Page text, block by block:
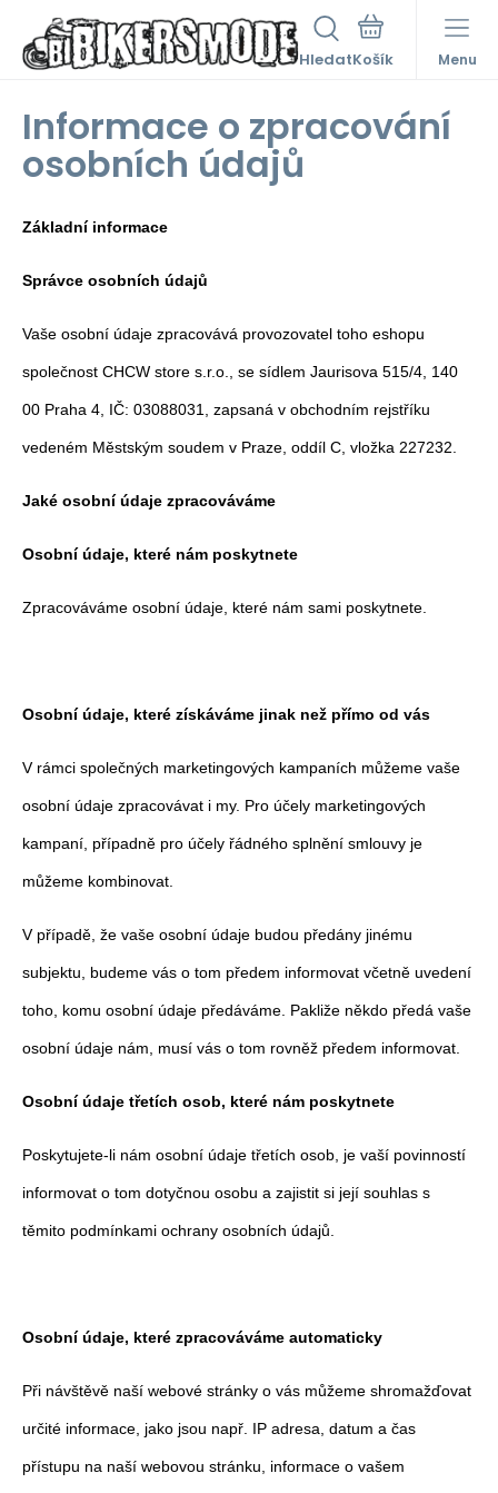
Hledat Menu
Informace o zpracování
osobních údajů
Základní informace
Správce osobních údajů
Vaše osobní údaje zpracovává provozovatel toho eshopu
společnost CHCW store s.r.o., se sídlem Jaurisova 515/4, 140
00 Praha 4, IČ: 03088031, zapsaná v obchodním rejstříku
vedeném Městským soudem v Praze, oddíl C, vložka 227232.
Jaké osobní údaje zpracováváme
Osobní údaje, které nám poskytnete
Zpracováváme osobní údaje, které nám sami poskytnete.
Osobní údaje, které získáváme jinak než přímo od vás
V rámci společných marketingových kampaních můžeme vaše
osobní údaje zpracovávat i my. Pro účely marketingových
kampaní, případně pro účely řádného splnění smlouvy je
můžeme kombinovat.
V případě, že vaše osobní údaje budou předány jinému
subjektu, budeme vás o tom předem informovat včetně uvedení
toho, komu osobní údaje předáváme. Pakliže někdo předá vaše
osobní údaje nám, musí vás o tom rovněž předem informovat.
Osobní údaje třetích osob, které nám poskytnete
Poskytujete-li nám osobní údaje třetích osob, je vaší povinností
informovat o tom dotyčnou osobu a zajistit si její souhlas s
těmito podmínkami ochrany osobních údajů.
Osobní údaje, které zpracováváme automaticky
Při návštěvě naší webové stránky o vás můžeme shromažďovat
určité informace, jako jsou např. IP adresa, datum a čas
přístupu na naší webovou stránku, informace o vašem